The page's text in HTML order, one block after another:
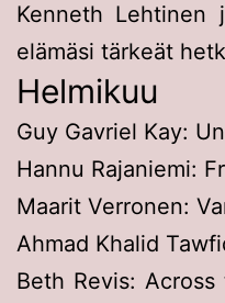
Kenneth Lehtinen
elämäsi tärkeät
Helmikuu
Guy Gavriel Kay:
Hannu Rajaniemi:
Maarit Verronen:
Ahmad Khalid
Beth Revis: